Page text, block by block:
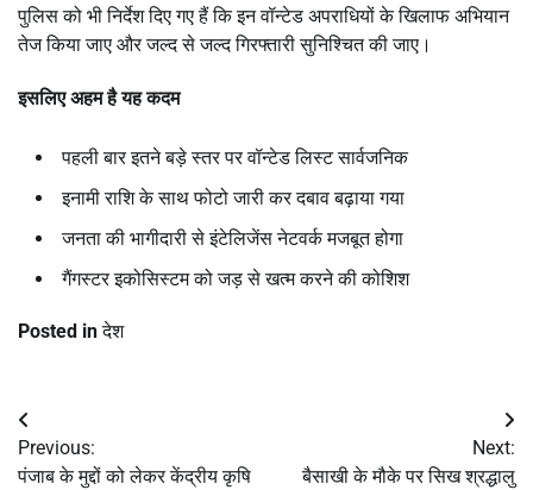
पुलिस को भी निर्देश दिए गए हैं कि इन वॉन्टेड अपराधियों के खिलाफ अभियान
तेज किया जाए और जल्द से जल्द गिरफ्तारी सुनिश्चित की जाए।
इसलिए अहम है यह कदम
पहली बार इतने बड़े स्तर पर वॉन्टेड लिस्ट सार्वजनिक
इनामी राशि के साथ फोटो जारी कर दबाव बढ़ाया गया
जनता की भागीदारी से इंटेलिजेंस नेटवर्क मजबूत होगा
गैंगस्टर इकोसिस्टम को जड़ से खत्म करने की कोशिश
Posted inदेश
Post
navigation
Previous:
पंजाब के मुद्दों को लेकर केंद्रीय कृषि
Next:
बैसाखी के मौके पर सिख श्रद्धालु